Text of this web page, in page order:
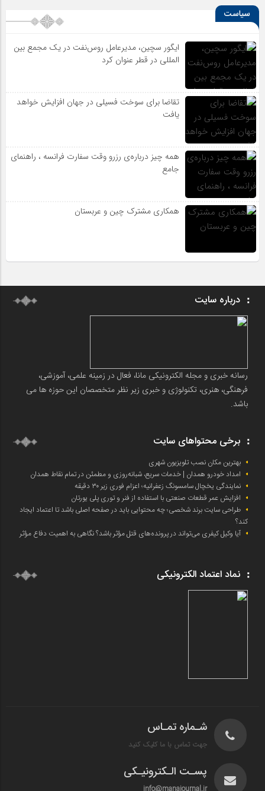
سیاست
ایگور سچین، مدیرعامل روس‌نفت در یک مجمع بین
المللی در قطر عنوان کرد
تقاضا برای سوخت فسیلی در جهان افزایش خواهد
یافت
همه چیز درباره‌ی رزرو وقت سفارت فرانسه ، راهنمای
جامع
همکاری مشترک چین و عربستان
درباره سایت
رسانه خبری و مجله الکترونیکی مانا، فعال در زمینه علمی، آموزشی،
فرهنگی، هنری، تکنولوژی و خبری زیر نظر متخصصان این حوزه ها می
باشد.
برخی محتواهای سایت
بهترین مکان نصب تلویزیون شهری
امداد خودرو همدان | خدمات سریع، شبانه‌روزی و مطمئن در تمام نقاط همدان
نمایندگی یخچال سامسونگ زعفرانیه؛ اعزام فوری زیر ۳۰ دقیقه
افزایش عمر قطعات صنعتی با استفاده از فنر و توری پلی یورتان
طراحی سایت برند شخصی؛ چه محتوایی باید در صفحه اصلی باشد تا اعتماد ایجاد
کند؟
آیا وکیل کیفری می‌تواند در پرونده‌های قتل مؤثر باشد؟ نگاهی به اهمیت دفاع مؤثر
نماد اعتماد الکترونیکی
شـماره تمـاس
جهت تماس با ما کلیک کنید
پسـت الـکترونیـکی